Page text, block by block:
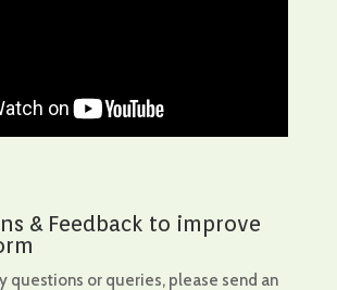
& Feedback to improve
questions or queries, please send an